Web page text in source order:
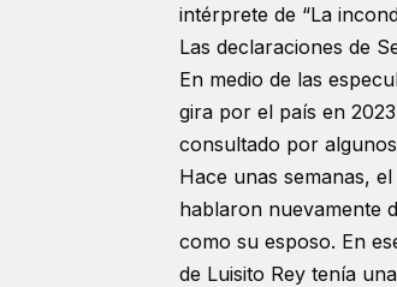
intérprete de “La
Las declaraciones de
En medio de las
gira por el país en
consultado por
Hace unas semanas,
hablaron nuevamente
como su esposo. En
de Luisito Rey tenía